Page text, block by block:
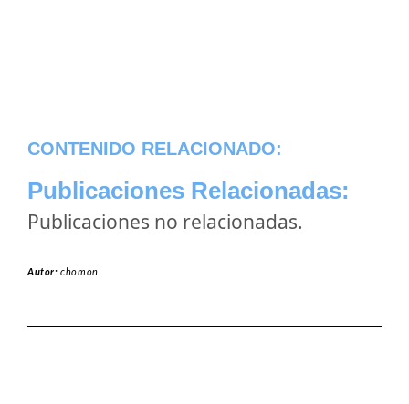
CONTENIDO RELACIONADO:
Publicaciones Relacionadas:
Publicaciones no relacionadas.
Autor:chomon